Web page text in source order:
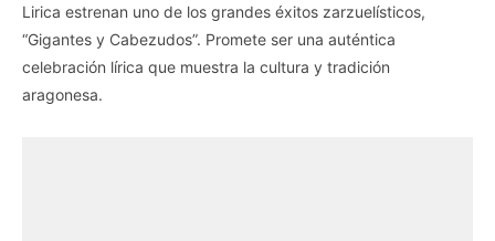
Lirica estrenan uno de los grandes éxitos zarzuelísticos,
“Gigantes y Cabezudos”. Promete ser una auténtica
celebración lírica que muestra la cultura y tradición
aragonesa.